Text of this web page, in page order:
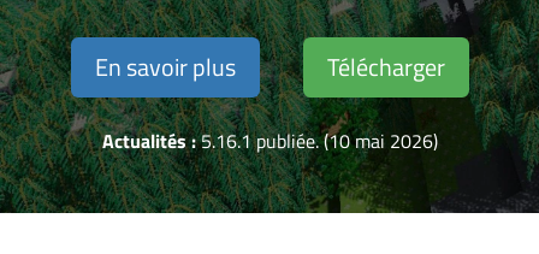
En savoir plus Télécharger
Actualités :5.16.1 publiée. (10 mai 2026)